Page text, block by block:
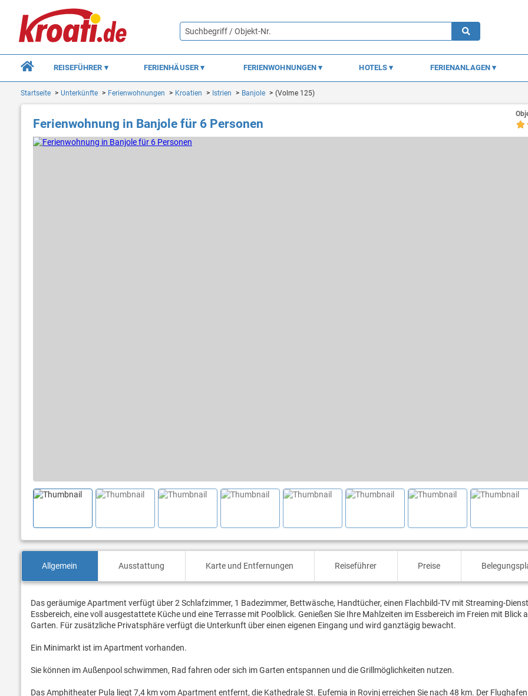
REISEFÜHRER FERIENHÄUSER FERIENWOHNUNGEN HOTELS FERIENANLAGEN
Startseite Unterkünfte Ferienwohnungen Kroatien Istrien Banjole (Volme 125)
Ferienwohnung in Banjole für 6 Personen
Allgemein Ausstattung Karte und Entfernungen Reiseführer Preise
Das geräumige Apartment verfügt über 2 Schlafzimmer, 1 Badezimmer, Bettwäsche, Handtücher, einen Flachbild-TV mit Streaming-
Essbereich, eine voll ausgestattete Küche und eine Terrasse mit Poolblick. Genießen Sie Ihre Mahlzeiten im Essbereich im Freien mit Blick
Garten. Für zusätzliche Privatsphäre verfügt die Unterkunft über einen eigenen Eingang und wird ganztägig bewacht.
Ein Minimarkt ist im Apartment vorhanden.
Sie können im Außenpool schwimmen, Rad fahren oder sich im Garten entspannen und die Grillmöglichkeiten nutzen.
Das Amphitheater Pula liegt 7,4 km vom Apartment entfernt, die Kathedrale St. Eufemia in Rovinj erreichen Sie nach 48 km. Der